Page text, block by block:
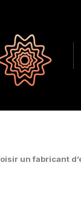
un fabricant